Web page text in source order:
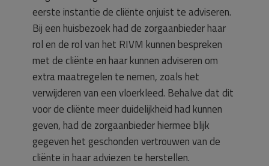
eerste instantie de cliënte onjuist te adviseren.
Bij een huisbezoek had de zorgaanbieder haar
rol en de rol van het RIVM kunnen bespreken
met de cliënte en haar kunnen adviseren om
extra maatregelen te nemen, zoals het
verwijderen van een vloerkleed. Behalve dat dit
voor de cliënte meer duidelijkheid had kunnen
geven, had de zorgaanbieder hiermee blijk
gegeven het geschonden vertrouwen van de
cliënte in haar adviezen te herstellen.